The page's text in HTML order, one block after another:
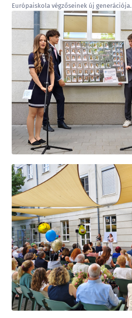
Európaiskola végzőseinek új generációja.